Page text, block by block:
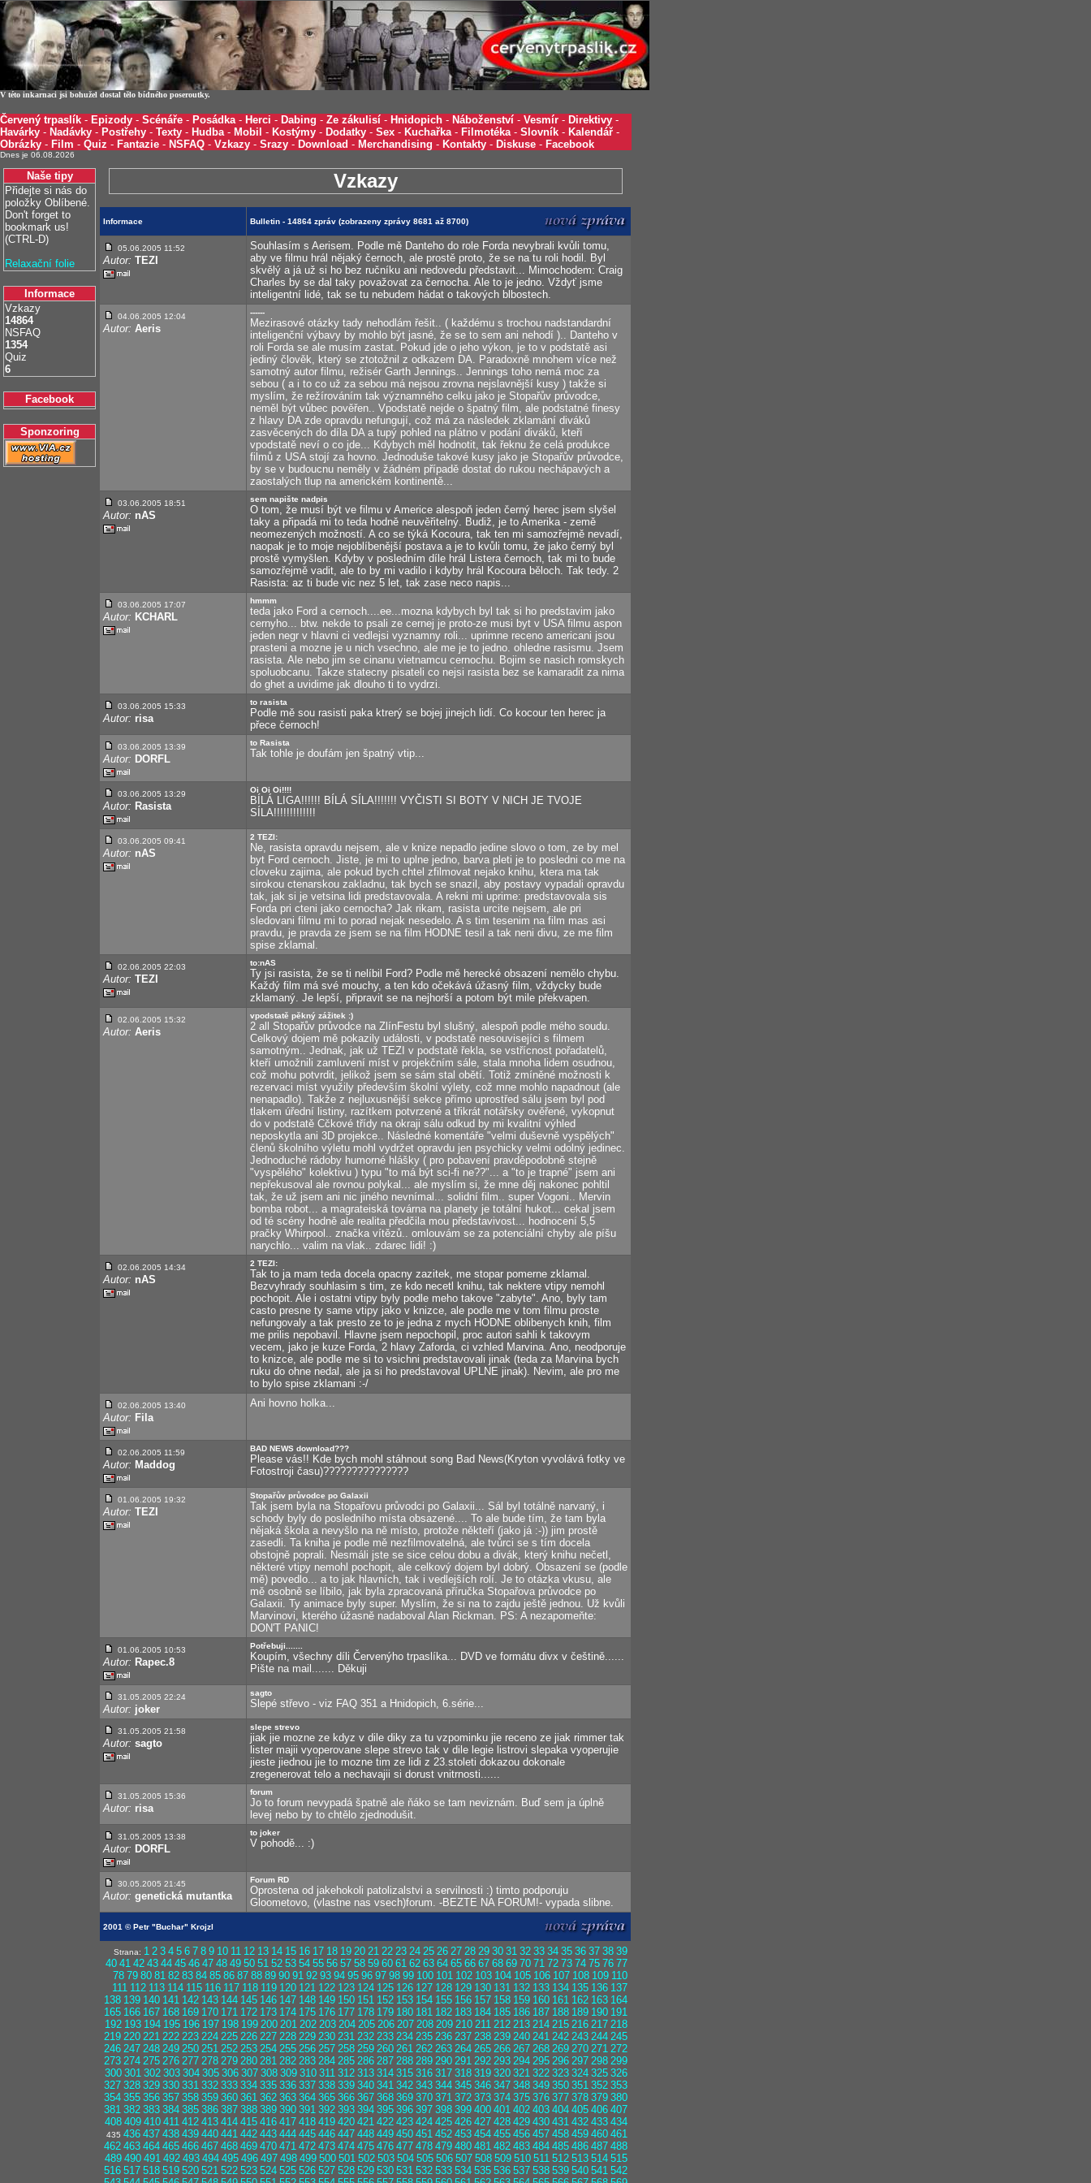
V této inkarnaci jsi bohužel dostal tělo bídného poseroutky.
Červený trpaslík - Epizody - Scénáře - Posádka- Herci - Dabing - Ze zákulisí - Hnidopich - Náboženství - Vesmír - Direktivy -
Havárky - Nadávky - Postřehy - Texty - Hudba- Mobil - Kostýmy - Dodatky - Sex - Kuchařka- Filmotéka- Slovník - Kalendář -
Obrázky - Film - Quiz - Fantazie - NSFAQ - Vzkazy - Srazy - Download - Merchandising - Kontakty - Diskuse - Facebook
Dnes je 06.08.2026
Naše tipy
Přidejte si nás do
položky Oblíbené.
Don't forget to
bookmark us!
(CTRL-D)
Relaxační folie
Informace
Vzkazy
14864
NSFAQ
1354
Quiz
6
Facebook
Sponzoring
Vzkazy
Informace Bulletin - 14864 zpráv (zobrazeny zprávy 8681 až 8700)
05.06.2005 11:52
Autor: TEZI
Souhlasím s Aerisem. Podle mě Danteho do role Forda nevybrali kvůli tomu,
aby ve filmu hrál nějaký černoch, ale prostě proto, že se na tu roli hodil. Byl
skvělý a já už si ho bez ručníku ani nedovedu představit... Mimochodem: Craig
Charles by se dal taky považovat za černocha. Ale to je jedno. Vždyť jsme
inteligentní lidé, tak se tu nebudem hádat o takových blbostech.
04.06.2005 12:04
Autor: Aeris
------
Mezirasové otázky tady nehodlám řešit.. ( každému s trochou nadstandardní
inteligenční výbavy by mohlo být jasné, že se to sem ani nehodí ).. Danteho v
roli Forda se ale musím zastat. Pokud jde o jeho výkon, je to v podstatě asi
jediný člověk, který se ztotožnil z odkazem DA. Paradoxně mnohem více než
samotný autor filmu, režisér Garth Jennings.. Jennings toho nemá moc za
sebou ( a i to co už za sebou má nejsou zrovna nejslavnější kusy ) takže si
myslím, že režírováním tak významného celku jako je Stopařův průvodce,
neměl být vůbec pověřen.. Vpodstatě nejde o špatný film, ale podstatné finesy
z hlavy DA zde opravdu nefungují, což má za následek zklamání diváků
zasvěcených do díla DA a tupý pohled na plátno v podání diváků, kteří
vpodstatě neví o co jde... Kdybych měl hodnotit, tak řeknu že celá produkce
filmů z USA stojí za hovno. Jednoduše takové kusy jako je Stopařův průvodce,
by se v budoucnu neměly v žádném případě dostat do rukou nechápavých a
zaostalých tlup na americkém kontinentě...
03.06.2005 18:51
Autor: nAS
sem napište nadpis
O tom, že musí být ve filmu v Americe alespoň jeden černý herec jsem slyšel
taky a připadá mi to teda hodně neuvěřitelný. Budiž, je to Amerika - země
neomezených možností. A co se týká Kocoura, tak ten mi samozřejmě nevadí,
naopak je to moje nejoblíbenější postava a je to kvůli tomu, že jako černý byl
prostě vymyšlen. Kdyby v posledním díle hrál Listera černoch, tak mi to bude
samozřejmě vadit, ale to by mi vadilo i kdyby hrál Kocoura běloch. Tak tedy. 2
Rasista: az ti bude vic nez 5 let, tak zase neco napis...
03.06.2005 17:07
Autor: KCHARL
hmmm
teda jako Ford a cernoch....ee...mozna kdybych byl tak si ho predstavim jako
cernyho... btw. nekde to psali ze cernej je proto-ze musi byt v USA filmu aspon
jeden negr v hlavni ci vedlejsi vyznamny roli... uprimne receno americani jsou
prasteni a mozne je u nich vsechno, ale me je to jedno. ohledne rasismu. Jsem
rasista. Ale nebo jim se cinanu vietnamcu cernochu. Bojim se nasich romskych
spoluobcanu. Takze statecny pisateli co nejsi rasista bez se kamaradit za nima
do ghet a uvidime jak dlouho ti to vydrzi.
03.06.2005 15:33
Autor: risa
to rasista
Podle mě sou rasisti paka ktrerý se bojej jinejch lidí. Co kocour ten herec ja
přece černoch!
03.06.2005 13:39
Autor: DORFL
to Rasista
Tak tohle je doufám jen špatný vtip...
03.06.2005 13:29
Autor: Rasista
Oi Oi Oi!!!!
BÍLÁ LIGA!!!!!! BÍLÁ SÍLA!!!!!!! VYČISTI SI BOTY V NICH JE TVOJE
SÍLA!!!!!!!!!!!!!
03.06.2005 09:41
Autor: nAS
2 TEZI:
Ne, rasista opravdu nejsem, ale v knize nepadlo jedine slovo o tom, ze by mel
byt Ford cernoch. Jiste, je mi to uplne jedno, barva pleti je to posledni co me na
cloveku zajima, ale pokud bych chtel zfilmovat nejako knihu, ktera ma tak
sirokou ctenarskou zakladnu, tak bych se snazil, aby postavy vypadali opravdu
tak, jak si je vetsina lidi predstavovala. A rekni mi uprime: predstavovala sis
Forda pri cteni jako cernocha? Jak rikam, rasista urcite nejsem, ale pri
sledovani filmu mi to porad nejak nesedelo. A s tim tesenim na film mas asi
pravdu, je pravda ze jsem se na film HODNE tesil a tak neni divu, ze me film
spise zklamal.
02.06.2005 22:03
Autor: TEZI
to:nAS
Ty jsi rasista, že se ti nelíbil Ford? Podle mě herecké obsazení nemělo chybu.
Každý film má své mouchy, a ten kdo očekává úžasný film, vždycky bude
zklamaný. Je lepší, připravit se na nejhorší a potom být mile překvapen.
02.06.2005 15:32
Autor: Aeris
vpodstatě pěkný zážitek :)
2 all Stopařův průvodce na ZlínFestu byl slušný, alespoň podle mého soudu.
Celkový dojem mě pokazily události, v podstatě nesouvisejíci s filmem
samotným.. Jednak, jak už TEZI v podstatě řekla, se vstřícnost pořadatelů,
kteří umožnili zamluvení míst v projekčním sále, stala mnoha lidem osudnou,
což mohu potvrdit, jelikož jsem se sám stal obětí. Totiž zmíněné možnosti k
rezervaci míst využily především školní výlety, což mne mohlo napadnout (ale
nenapadlo). Takže z nejluxusnější sekce přímo uprostřed sálu jsem byl pod
tlakem úřední listiny, razítkem potvrzené a třikrát notářsky ověřené, vykopnut
do v podstatě Cčkové třídy na okraji sálu odkud by mi kvalitní výhled
neposkytla ani 3D projekce.. Následné komentáře "velmi duševně vyspělých"
členů školního výletu mohl vydržet opravdu jen psychicky velmi odolný jedinec.
Jednoduché rádoby humorné hlášky ( pro pobavení pravděpodobně stejně
"vyspělého" kolektivu ) typu "to má být sci-fi ne??"... a "to je trapné" jsem ani
nepřekusoval ale rovnou polykal... ale myslím si, že mne děj nakonec pohltil
tak, že už jsem ani nic jiného nevnímal... solidní film.. super Vogoni.. Mervin
bomba robot... a magrateiská továrna na planety je totální hukot... cekal jsem
od té scény hodně ale realita předčila mou představivost... hodnocení 5,5
pračky Whirpool.. značka vítězů.. omlouvám se za potenciální chyby ale píšu
narychlo... valim na vlak.. zdarec lidi! :)
02.06.2005 14:34
Autor: nAS
2 TEZI:
Tak to ja mam teda docela opacny zazitek, me stopar pomerne zklamal.
Bezvyhrady souhlasim s tim, ze kdo necetl knihu, tak nektere vtipy nemohl
pochopit. Ale i ostatni vtipy byly podle meho takove "zabyte". Ano, byly tam
casto presne ty same vtipy jako v knizce, ale podle me v tom filmu proste
nefungovaly a tak presto ze to je jedna z mych HODNE oblibenych knih, film
me prilis nepobavil. Hlavne jsem nepochopil, proc autori sahli k takovym
vecem, jako je kuze Forda, 2 hlavy Zaforda, ci vzhled Marvina. Ano, neodporuje
to knizce, ale podle me si to vsichni predstavovali jinak (teda za Marvina bych
ruku do ohne nedal, ale ja si ho predstavoval UPLNE jinak). Nevim, ale pro me
to bylo spise zklamani :-/
02.06.2005 13:40
Autor: Fila
Ani hovno holka...
02.06.2005 11:59
Autor: Maddog
BAD NEWS download???
Please vás!! Kde bych mohl stáhnout song Bad News(Kryton vyvolává fotky ve
Fotostroji času)???????????????
01.06.2005 19:32
Autor: TEZI
Stopařův průvodce po Galaxii
Tak jsem byla na Stopařovu průvodci po Galaxii... Sál byl totálně narvaný, i
schody byly do posledního místa obsazené.... To ale bude tím, že tam byla
nějaká škola a nevyšlo na ně místo, protože někteří (jako já :-)) jim prostě
zasedli. Ta kniha je podle mě nezfilmovatelná, ale tvůrci se s tím docela
obstojně poprali. Nesmáli jste se sice celou dobu a divák, který knihu nečetl,
některé vtipy nemohl pochopit, ale celkový dojem byl dobrý. Obsazení se (podle
mě) povedlo... a to jak hlavních, tak i vedlejších rolí. Je to otázka vkusu, ale
mě osobně se líbilo, jak byla zpracovaná příručka Stopařova průvodce po
Galaxii. Ty animace byly super. Myslím, že si na to zajdu ještě jednou. Už kvůli
Marvinovi, kterého úžasně nadaboval Alan Rickman. PS: A nezapomeňte:
DON'T PANIC!
01.06.2005 10:53
Autor: Rapec.8
Potřebuji.......
Koupím, všechny díli Červenýho trpaslíka... DVD ve formátu divx v češtině......
Pište na mail....... Děkuji
31.05.2005 22:24
Autor: joker
sagto
Slepé střevo - viz FAQ 351 a Hnidopich, 6.série...
31.05.2005 21:58
Autor: sagto
slepe strevo
jiak jie mozne ze kdyz v dile diky za tu vzpominku jie receno ze jiak rimmer tak
lister majii vyoperovane slepe strevo tak v dile legie listrovi slepaka vyoperujie
jieste jiednou jie to mozne tim ze lidi z 23.stoleti dokazou dokonale
zregenerovat telo a nechavajii si dorust vnitrnosti......
31.05.2005 15:36
Autor: risa
forum
Jo to forum nevypadá špatně ale ňáko se tam neviznám. Buď sem ja úplně
levej nebo by to chtělo zjednodušit.
31.05.2005 13:38
Autor: DORFL
to joker
V pohodě... :)
30.05.2005 21:45
Autor: genetická mutantka
Forum RD
Oprostena od jakehokoli patolizalstvi a servilnosti :) timto podporuju
Gloometovo, (vlastne nas vsech)forum. -BEZTE NA FORUM!- vypada slibne.
2001 © Petr "Buchar" Krojzl
Strana: 1 2 3 4 5 6 7 8 9 10 11 12 13 14 15 16 17 18 19 20 21 22 23 24 25 26 27 28 29 30 31 32 33 34 35 36 37 38 39
40 41 42 43 44 45 46 47 48 49 50 51 52 53 54 55 56 57 58 59 60 61 62 63 64 65 66 67 68 69 70 71 72 73 74 75 76 77
78 79 80 81 82 83 84 85 86 87 88 89 90 91 92 93 94 95 96 97 98 99 100 101 102 103 104 105 106 107 108 109 110
111 112 113 114 115 116 117 118 119 120 121 122 123 124 125 126 127 128 129 130 131 132 133 134 135 136 137
138 139 140 141 142 143 144 145 146 147 148 149 150 151 152 153 154 155 156 157 158 159 160 161 162 163 164
165 166 167 168 169 170 171 172 173 174 175 176 177 178 179 180 181 182 183 184 185 186 187 188 189 190 191
192 193 194 195 196 197 198 199 200 201 202 203 204 205 206 207 208 209 210 211 212 213 214 215 216 217 218
219 220 221 222 223 224 225 226 227 228 229 230 231 232 233 234 235 236 237 238 239 240 241 242 243 244 245
246 247 248 249 250 251 252 253 254 255 256 257 258 259 260 261 262 263 264 265 266 267 268 269 270 271 272
273 274 275 276 277 278 279 280 281 282 283 284 285 286 287 288 289 290 291 292 293 294 295 296 297 298 299
300 301 302 303 304 305 306 307 308 309 310 311 312 313 314 315 316 317 318 319 320 321 322 323 324 325 326
327 328 329 330 331 332 333 334 335 336 337 338 339 340 341 342 343 344 345 346 347 348 349 350 351 352 353
354 355 356 357 358 359 360 361 362 363 364 365 366 367 368 369 370 371 372 373 374 375 376 377 378 379 380
381 382 383 384 385 386 387 388 389 390 391 392 393 394 395 396 397 398 399 400 401 402 403 404 405 406 407
408 409 410 411 412 413 414 415 416 417 418 419 420 421 422 423 424 425 426 427 428 429 430 431 432 433 434
435 436 437 438 439 440 441 442 443 444 445 446 447 448 449 450 451 452 453 454 455 456 457 458 459 460 461
462 463 464 465 466 467 468 469 470 471 472 473 474 475 476 477 478 479 480 481 482 483 484 485 486 487 488
489 490 491 492 493 494 495 496 497 498 499 500 501 502 503 504 505 506 507 508 509 510 511 512 513 514 515
516 517 518 519 520 521 522 523 524 525 526 527 528 529 530 531 532 533 534 535 536 537 538 539 540 541 542